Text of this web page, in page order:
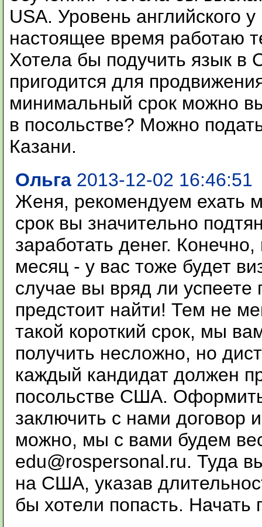
USA. Уровень английского
настоящее время работаю
Хотела бы подучить язык в
пригодится для
минимальный срок можно
в посольстве? Можно
Казани.
Ольга 2013-12-02 16:46:51
Женя, рекомендуем ехать
срок вы значительно
заработать денег.
месяц - у вас тоже будет
случае вы вряд ли
предстоит найти! Тем не
такой короткий срок, мы
получить несложно, но
каждый кандидат должен
посольстве США.
заключить с нами договор
можно, мы с вами будем
edu@rospersonal.ru. Туда
на США, указав
бы хотели попасть.